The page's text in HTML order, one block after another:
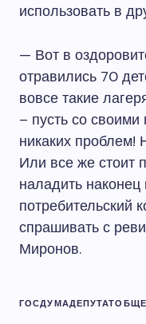
использовать в
— Вот в
отравились 70
вовсе такие
– пусть со
никаких проблем!
Или все же стоит
наладить
потребительский
спрашивать с
Миронов.
ГОСДУМАДЕПУТАТ